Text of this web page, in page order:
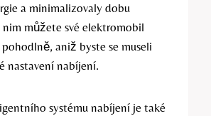
a minimalizovaly dobu
můžete své elektromobil
aniž byste se museli
nastavení nabíjení.
systému nabíjení je také